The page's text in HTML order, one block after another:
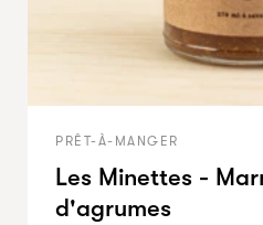
PRÊT-À-MANGER
Les Minettes -
d'agrumes